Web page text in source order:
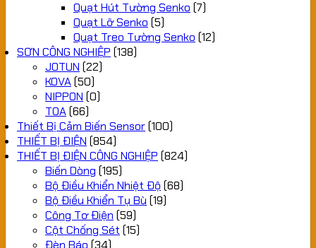
Quạt Hút Tường Senko (7)
Quạt Lỡ Senko (5)
Quạt Treo Tường Senko (12)
SƠN CÔNG NGHIỆP (138)
JOTUN (22)
KOVA(50)
NIPPON (0)
TOA(66)
Thiết Bị Cảm Biến Sensor(100)
THIẾT BỊ ĐIỆN (854)
THIẾT BỊ ĐIỆN CÔNG NGHIỆP (824)
Biến Dòng (195)
Bộ Điều Khiển Nhiệt Độ (68)
Bộ Điều Khiển Tụ Bù (19)
Công Tơ Điện (59)
Cột Chống Sét (15)
Đèn Báo (34)